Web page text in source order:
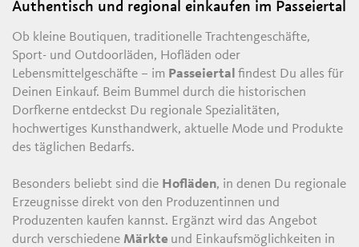
Authentisch und regional einkaufen im Passeiertal
Ob kleine Boutiquen, traditionelle Trachtengeschäfte,
Sport- und Outdoorläden, Hofläden oder
Lebensmittelgeschäfte – im Passeiertalfindest Du alles für
Deinen Einkauf. Beim Bummel durch die historischen
Dorfkerne entdeckst Du regionale Spezialitäten,
hochwertiges Kunsthandwerk, aktuelle Mode und Produkte
des täglichen Bedarfs.
Besonders beliebt sind die Hofläden, in denen Du regionale
Erzeugnisse direkt von den Produzentinnen und
Produzenten kaufen kannst. Ergänzt wird das Angebot
durch verschiedeneMärkte und Einkaufsmöglichkeiten in